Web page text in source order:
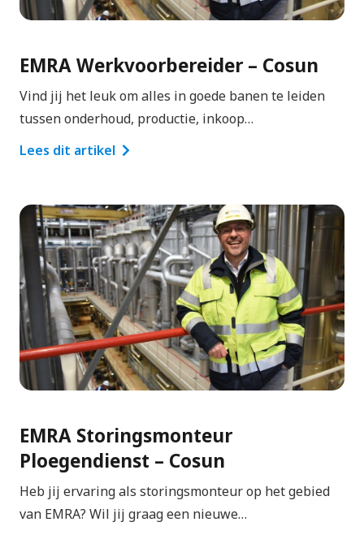
EMRA Werkvoorbereider – Cosun
Vind jij het leuk om alles in goede banen te leiden
tussen onderhoud, productie, inkoop…
Lees dit artikel
EMRA Storingsmonteur
Ploegendienst – Cosun
Heb jij ervaring als storingsmonteur op het gebied
van EMRA? Wil jij graag een nieuwe…